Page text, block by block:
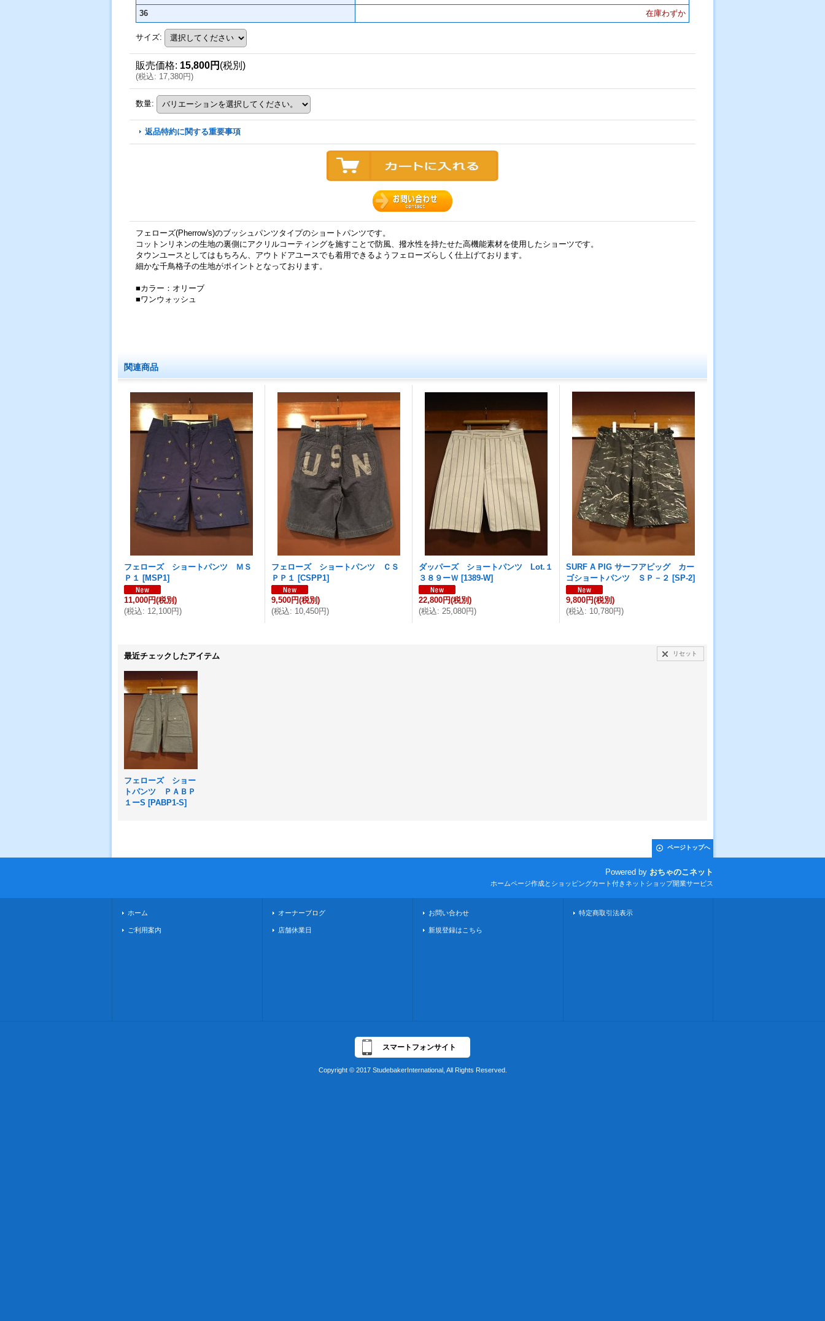
36
在庫わずか
サイズ:
販売価格: 15,800円 (税別)
(税込: 17,380円)
数量:
返品特約に関する重要事項
フェローズ(Pherrow's)のブッシュパンツタイプのショートパンツです。
コットンリネンの生地の裏側にアクリルコーティングを施すことで防風、撥水性を持たせた高機能素材を使用したショーツです。
タウンユースとしてはもちろん、アウトドアユースでも着用できるようフェローズらしく仕上げております。
細かな千鳥格子の生地がポイントとなっております。
■カラー：オリーブ
■ワンウォッシュ
関連商品
フェローズ ショートパンツ ＭＳ
Ｐ１ [MSP1]
11,000円(税別)
(税込: 12,100円)
フェローズ ショートパンツ ＣＳ
ＰＰ１ [CSPP1]
9,500円(税別)
(税込: 10,450円)
ダッパーズ ショートパンツ Lot.１
３８９ーＷ [1389-W]
22,800円(税別)
(税込: 25,080円)
SURF A PIG サーフアピッグ カー
ゴショートパンツ ＳＰ－２ [SP-2]
9,800円(税別)
(税込: 10,780円)
最近チェックしたアイテム リセット
フェローズ ショー
トパンツ ＰＡＢＰ
１ーS [PABP1-S]
ページトップへ
Powered by おちゃのこネット
ホームページ作成とショッピングカート付きネットショップ開業サービス
ホーム
ご利用案内
オーナーブログ
店舗休業日
お問い合わせ
新規登録はこちら
特定商取引法表示
スマートフォンサイト
Copyright © 2017 StudebakerInternational, All Rights Reserved.